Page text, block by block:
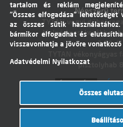
Népszerű
TYTAN vegyi dübel
Molnárkocsi kerékhez
3,50-4"
pisztolyhab
tartalom és reklám
"Összes elfogadása" lehetőséget
az összes sütik
bármikor elfogadhat és
visszavonhatja a jövőre
Adatvédelmi Nyilatkozat
Összes